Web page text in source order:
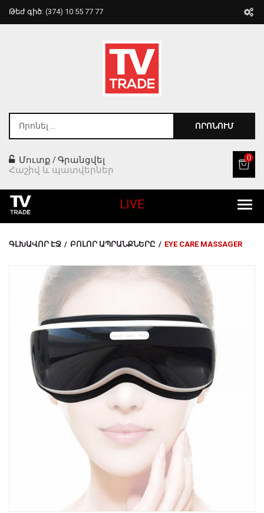
Թեժ գիծ: (374) 10 55 77 77
ՈՐՈՆՈՒՄ
Մուտք /Գրանցվել
Հաշիվ և պատվերներ
0
Խոհանոցային
Ֆիտնես
Գեղեցկություն ԵՒ Խնամք
Երեխաների Համար
Լավագույն Վաճառք
LIVE
ԳԼԽԱՎՈՐ ԷՋ / ԲՈԼՈՐ ԱՊՐԱՆՔՆԵՐԸ / EYE CARE MASSAGER